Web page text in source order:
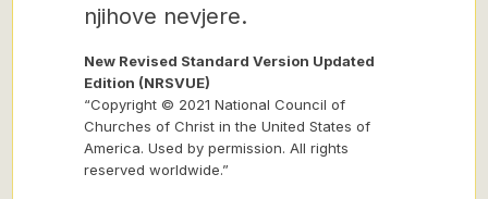
njihove nevjere.
New Revised Standard Version Updated
Edition (NRSVUE)
“Copyright © 2021 National Council of
Churches of Christ in the United States of
America. Used by permission. All rights
reserved worldwide.”